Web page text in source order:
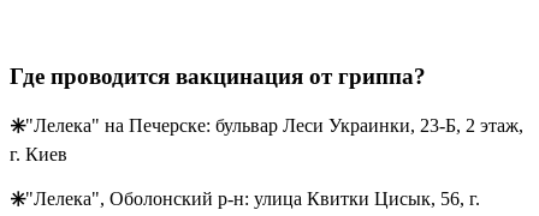
Где проводится вакцинация от гриппа?
✳️"Лелека" на Печерске: бульвар Леси Украинки, 23-Б, 2 этаж,
г. Киев
✳️"Лелека", Оболонский р-н: улица Квитки Цисык, 56, г.